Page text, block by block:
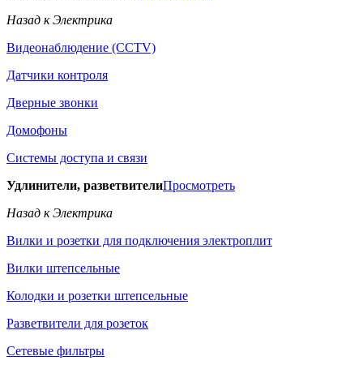
Назад к Электрика
Видеонаблюдение (CCTV)
Датчики контроля
Дверные звонки
Домофоны
Системы доступа и связи
Удлинители, разветвителиПросмотреть
Назад к Электрика
Вилки и розетки для подключения электроплит
Вилки штепсельные
Колодки и розетки штепсельные
Разветвители для розеток
Сетевые фильтры